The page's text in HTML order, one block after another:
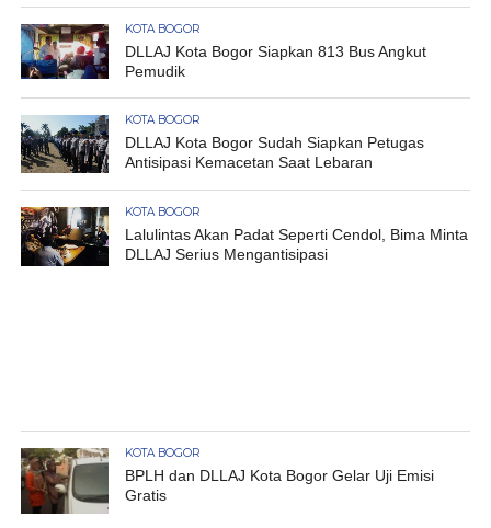
KOTA BOGOR
DLLAJ Kota Bogor Siapkan 813 Bus Angkut
Pemudik
KOTA BOGOR
DLLAJ Kota Bogor Sudah Siapkan Petugas
Antisipasi Kemacetan Saat Lebaran
KOTA BOGOR
Lalulintas Akan Padat Seperti Cendol, Bima Minta
DLLAJ Serius Mengantisipasi
KOTA BOGOR
BPLH dan DLLAJ Kota Bogor Gelar Uji Emisi
Gratis